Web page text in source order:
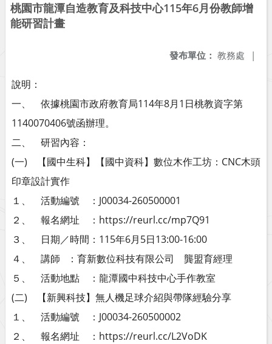
桃園市龍潭自造教育及科技中心115年6月份教師增
能研習計畫
發布單位： 教務處 |
說明：
一、 依據桃園市政府教育局114年8月1日桃教資字第
1140070406號函辦理。
二、 研習內容：
(一) 【國中生科】【國中資科】數位木作工坊：CNC木頭
印章設計實作
１、 活動編號 ：J00034-260500001
２、 報名網址 ：https://reurl.cc/mp7Q91
３、 日期／時間：115年6月5日13:00-16:00
４、 講師 ：育新數位科技有限公司 龔盟育經理
５、 活動地點 ：龍潭國中科技中心手作教室
(二) 【新興科技】無人機足球介紹與帶隊經驗分享
１、 活動編號 ：J00034-260500002
２、 報名網址 ：https://reurl.cc/L2VoDK